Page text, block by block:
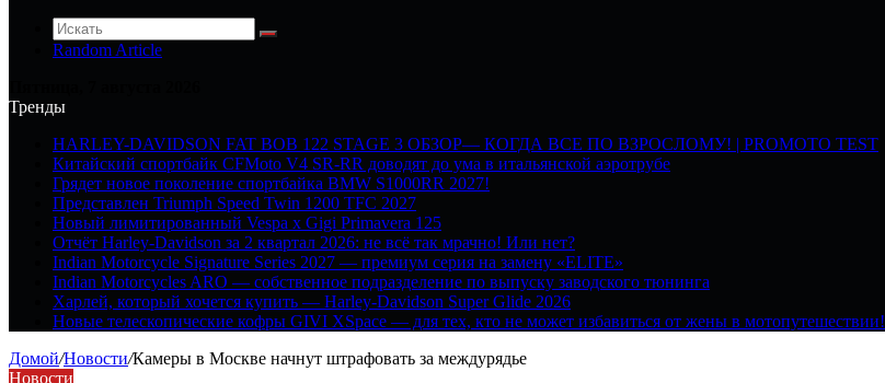
Random Article
Тренды
HARLEY-DAVIDSON FAT BOB 122 STAGE 3 ОБЗОР— КОГДА ВСЕ ПО ВЗРОСЛОМУ! | PROMOTO TEST
Китайский спортбайк CFMoto V4 SR-RR доводят до ума в итальянской аэротрубе
Грядет новое поколение спортбайка BMW S1000RR 2027!
Представлен Triumph Speed Twin 1200 TFC 2027
Новый лимитированный Vespa x Gigi Primavera 125
Отчёт Harley-Davidson за 2 квартал 2026: не всё так мрачно! Или нет?
Indian Motorcycle Signature Series 2027 — премиум серия на замену «ELITE»
Indian Motorcycles ARO — собственное подразделение по выпуску заводского тюнинга
Харлей, который хочется купить — Harley-Davidson Super Glide 2026
Новые телескопические кофры GIVI XSpace — для тех, кто не может избавиться от жены в мотопутешествии!
Домой/Новости/Камеры в Москве начнут штрафовать за междурядье
Новости